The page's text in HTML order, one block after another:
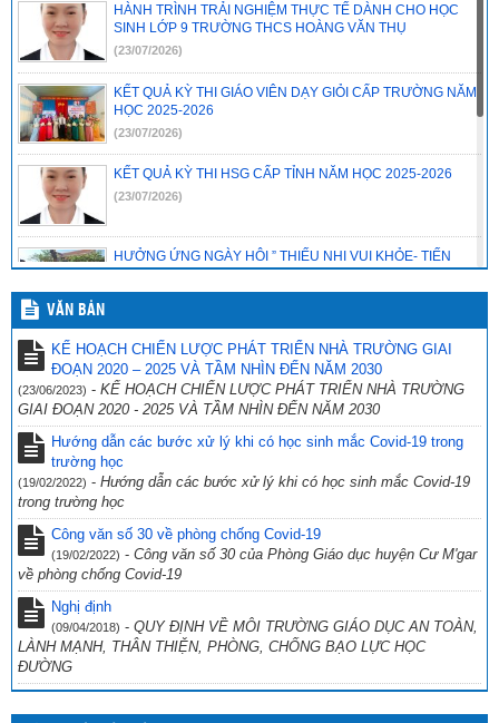
HÀNH TRÌNH TRẢI NGHIỆM THỰC TẾ DÀNH CHO HỌC
SINH LỚP 9 TRƯỜNG THCS HOÀNG VĂN THỤ
(23/07/2026)
KẾT QUẢ KỲ THI GIÁO VIÊN DẠY GIỎI CẤP TRƯỜNG NĂM
HỌC 2025-2026
(23/07/2026)
KẾT QUẢ KỲ THI HSG CẤP TỈNH NĂM HỌC 2025-2026
(23/07/2026)
HƯỞNG ỨNG NGÀY HỘI ” THIẾU NHI VUI KHỎE- TIẾN
BƯỚC LÊN ĐOÀN”
(23/07/2026)
CHƯƠNG TRÌNH SINH HOẠT CHUYÊN ĐỀ EM YÊU KHOA
HỌC TỰ NHIÊN
(23/07/2026)
TRƯỜNG HOÀNG VĂN THỤ.
(23/07/2026)
VĂN BẢN
KẾ HOẠCH CHIẾN LƯỢC PHÁT TRIỂN NHÀ TRƯỜNG GIAI
ĐOẠN 2020 – 2025 VÀ TẦM NHÌN ĐẾN NĂM 2030
(23/06/2023) - KẾ HOẠCH CHIẾN LƯỢC PHÁT TRIỂN NHÀ TRƯỜNG
GIAI ĐOẠN 2020 - 2025 VÀ TẦM NHÌN ĐẾN NĂM 2030
Hướng dẫn các bước xử lý khi có học sinh mắc Covid-19 trong
trường học
(19/02/2022) - Hướng dẫn các bước xử lý khi có học sinh mắc Covid-19
trong trường học
Công văn số 30 về phòng chống Covid-19
(19/02/2022) - Công văn số 30 của Phòng Giáo dục huyện Cư M'gar
về phòng chống Covid-19
Nghị định
(09/04/2018) - QUY ĐỊNH VỀ MÔI TRƯỜNG GIÁO DỤC AN TOÀN,
LÀNH MẠNH, THÂN THIỆN, PHÒNG, CHỐNG BẠO LỰC HỌC
ĐƯỜNG